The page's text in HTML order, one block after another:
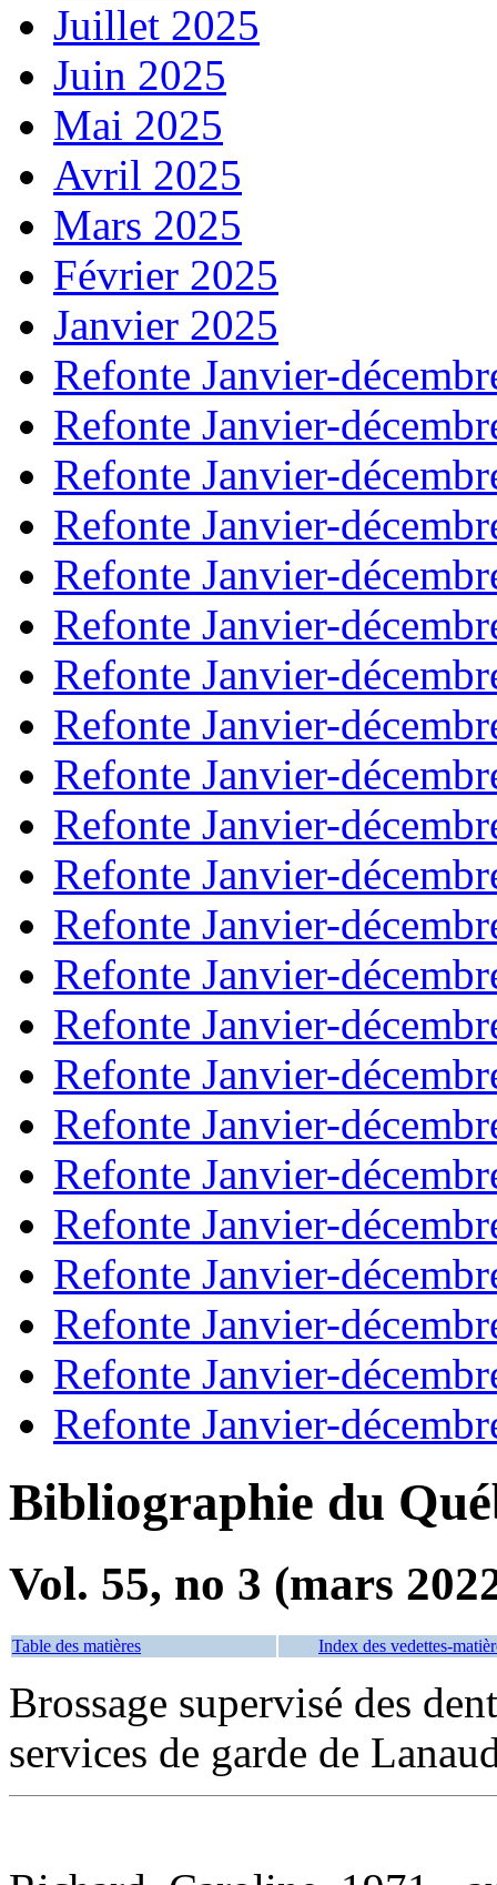
Juillet 2025
Juin 2025
Mai 2025
Avril 2025
Mars 2025
Février 2025
Janvier 2025
Refonte Janvier-
Refonte Janvier-
Refonte Janvier-
Refonte Janvier-
Refonte Janvier-
Refonte Janvier-
Refonte Janvier-
Refonte Janvier-
Refonte Janvier-
Refonte Janvier-
Refonte Janvier-
Refonte Janvier-
Refonte Janvier-
Refonte Janvier-
Refonte Janvier-
Refonte Janvier-
Refonte Janvier-
Refonte Janvier-
Refonte Janvier-
Refonte Janvier-
Refonte Janvier-
Refonte Janvier-
Bibliographie du
Vol. 55, no 3 (mars
Table des matières Index des vedettes-
Brossage supervisé des
services de garde de